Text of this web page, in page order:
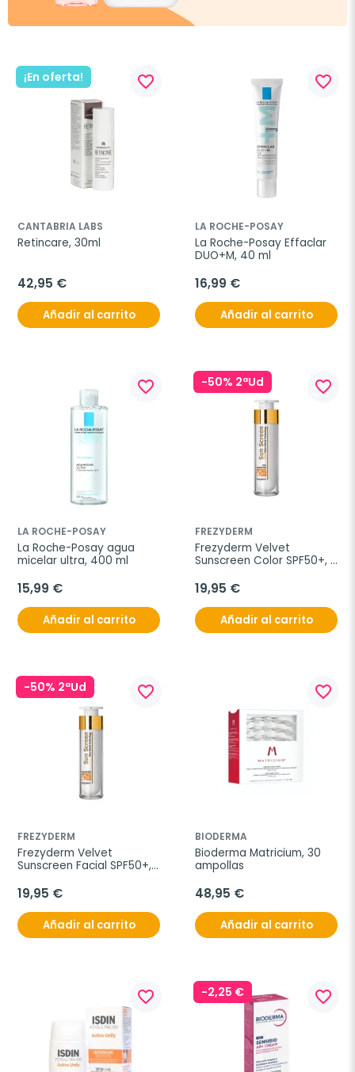
¡En oferta! favorite_border
CANTABRIA LABS
Retincare, 30ml
42,95 €
Añadir al carrito
favorite_border
LA ROCHE-POSAY
La Roche-Posay Effaclar
DUO+M, 40 ml
16,99 €
Añadir al carrito
favorite_border
LA ROCHE-POSAY
La Roche-Posay agua
micelar ultra, 400 ml
15,99 €
Añadir al carrito
-50% 2ªUd favorite_border
FREZYDERM
Frezyderm Velvet
Sunscreen Color SPF50+,
19,95 €
Añadir al carrito
-50% 2ªUd favorite_border
FREZYDERM
Frezyderm Velvet
Sunscreen Facial SPF50+,
19,95 €
Añadir al carrito
favorite_border
BIODERMA
Bioderma Matricium, 30
ampollas
48,95 €
Añadir al carrito
favorite_border -2,25 € favorite_border